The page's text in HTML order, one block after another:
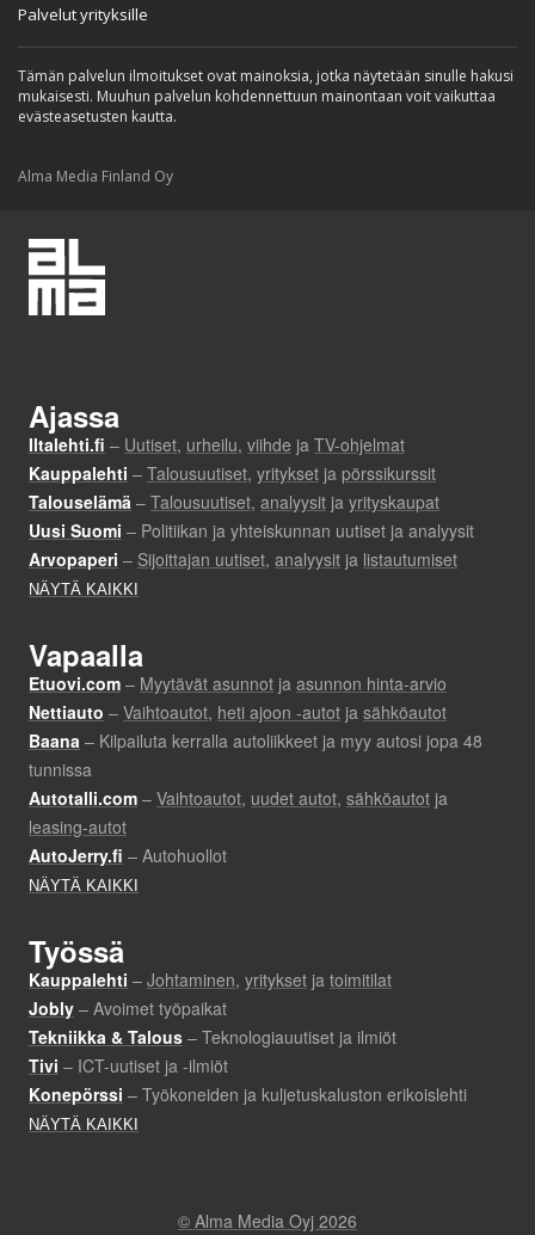
Palvelut yrityksille
Tämän palvelun ilmoitukset ovat mainoksia, jotka näytetään sinulle hakusi
mukaisesti. Muuhun palvelun kohdennettuun mainontaan voit vaikuttaa
evästeasetusten kautta.
Alma Media Finland Oy